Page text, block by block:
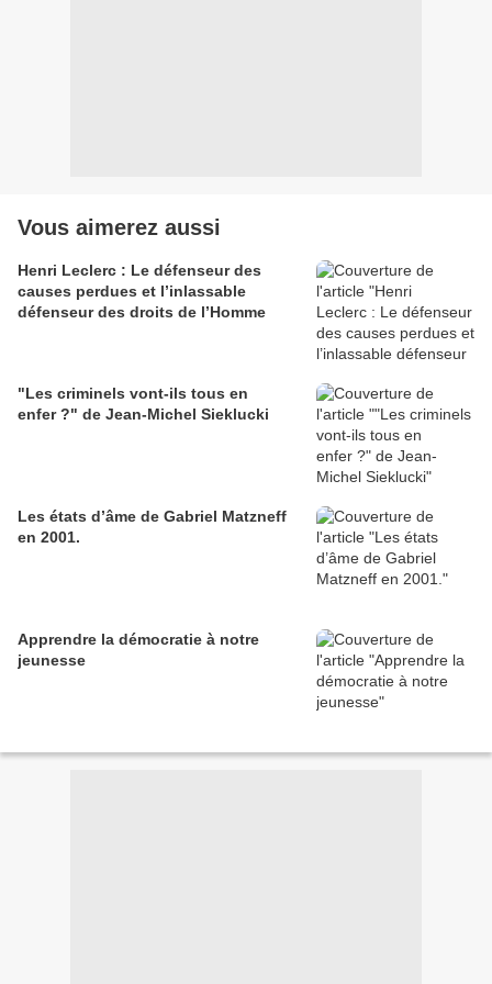
Vous aimerez aussi
Henri Leclerc : Le défenseur des
causes perdues et l’inlassable
défenseur des droits de l’Homme
"Les criminels vont-ils tous en
enfer ?" de Jean-Michel Sieklucki
Les états d’âme de Gabriel Matzneff
en 2001.
Apprendre la démocratie à notre
jeunesse